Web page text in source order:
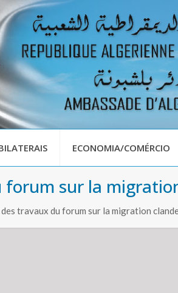
ECONOMIA/COMÉRCIO
sur la
travaux du forum sur la migration